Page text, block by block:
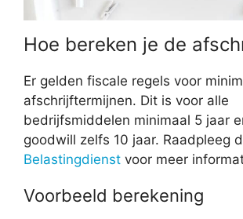
Hoe bereken je de
Er gelden fiscale regels voor
afschrijftermijnen. Dit is voor alle
bedrijfsmiddelen minimaal 5 jaar
goodwill zelfs 10 jaar. Raadpleeg
Belastingdienst voor meer
Voorbeeld berekening